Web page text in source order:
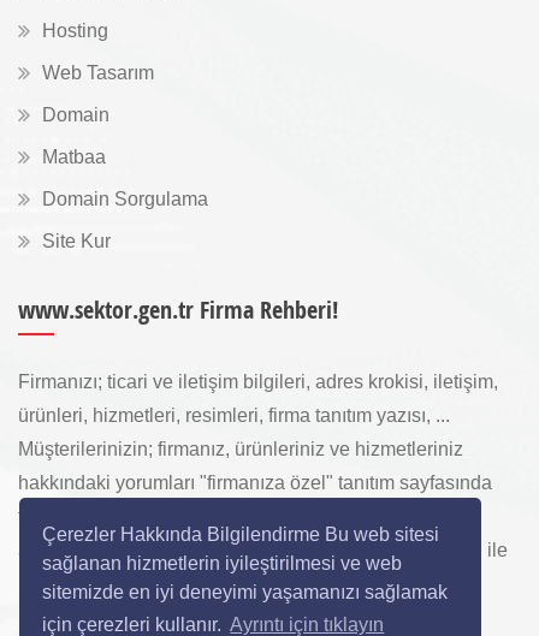
Çerezler Hakkında Bilgilendirme Bu web sitesi
sağlanan hizmetlerin iyileştirilmesi ve web
sitemizde en iyi deneyimi yaşamanızı sağlamak
için çerezleri kullanır. Ayrıntı için tıklayın
Hosting
Web Tasarım
Domain
Matbaa
Domain Sorgulama
Site Kur
www.sektor.gen.tr Firma Rehberi!
Firmanızı; ticari ve iletişim bilgileri, adres krokisi, iletişim,
ürünleri, hizmetleri, resimleri, firma tanıtım yazısı, ...
Müşterilerinizin; firmanız, ürünleriniz ve hizmetleriniz
hakkındaki yorumları "firmanıza özel" tanıtım sayfasında
toplanarak ürünlerinizi, hizmetlerinizi, internette "sizi
arayan" yeni müşterilerinize www.sektor.gen.tr aracılığı ile
ücretsiz gösterilir.